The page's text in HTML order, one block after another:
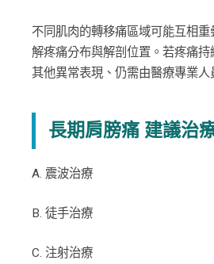
不同肌肉的轉移痛區域可能互相
解疼痛分布與解剖位置。若疼痛
其他異常表現、仍需由醫療專業人
長期肩膀痛 建議治
A. 震波治療
B. 徒手治療
C. 注射治療